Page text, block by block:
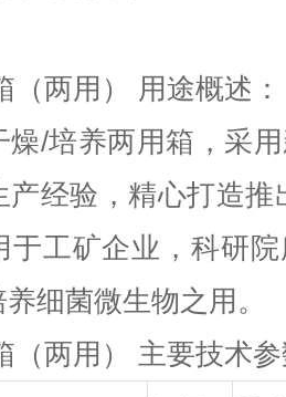
（两用） 用途概述：
燥/培养两用箱，采
产经验，精心打造推
于工矿企业，科研
细菌微生物之用。
（两用） 主要技术